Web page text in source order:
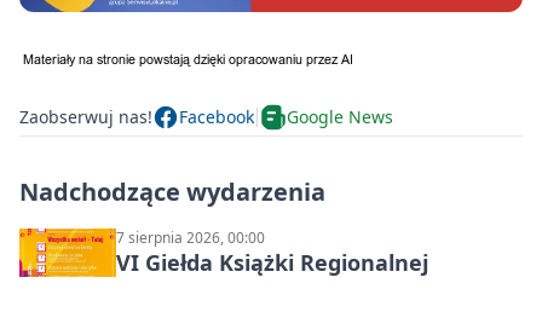
Zaobserwuj nas! Facebook Google News
Nadchodzące wydarzenia
7 sierpnia 2026, 00:00
VI Giełda Książki Regionalnej